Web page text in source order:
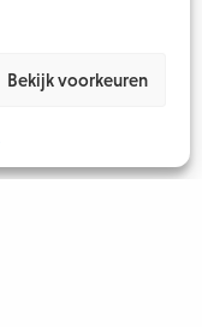
Bekijk voorkeuren